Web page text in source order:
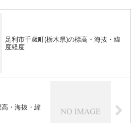
足利市千歳町(栃木県)の標高・海抜・緯
度経度
・海抜・緯